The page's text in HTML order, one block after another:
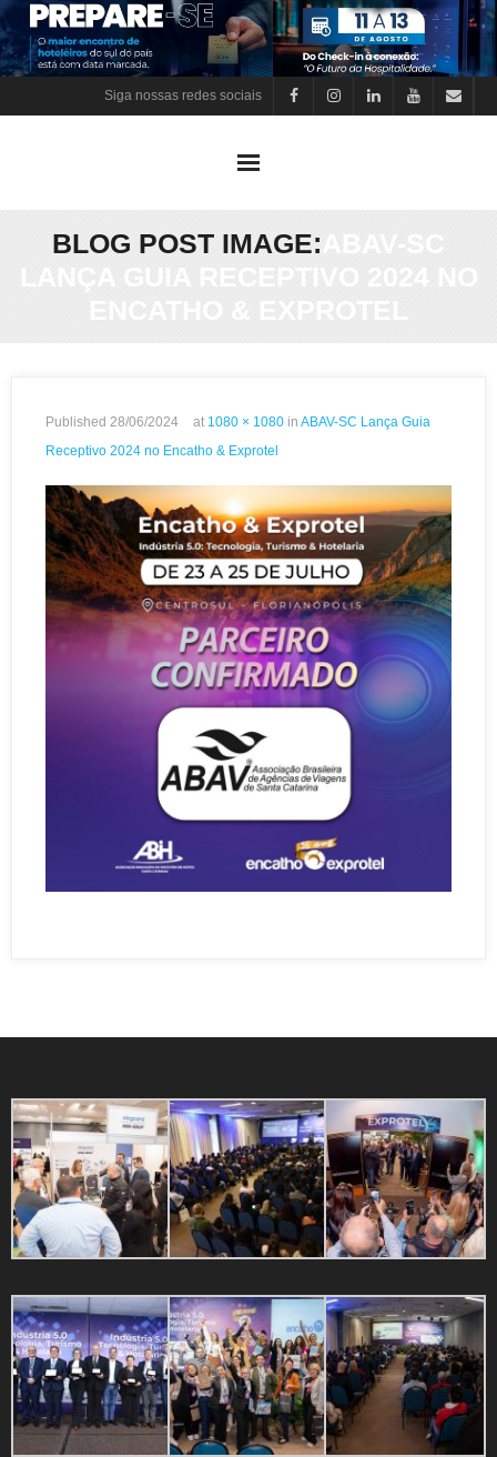
Skip
to
content
Siga nossas redes sociais
BLOG POST IMAGE:ABAV-SC
LANÇA GUIA RECEPTIVO 2024 NO
ENCATHO & EXPROTEL
Published 28/06/2024 at 1080 × 1080 in ABAV-SC Lança Guia
Receptivo 2024 no Encatho & Exprotel